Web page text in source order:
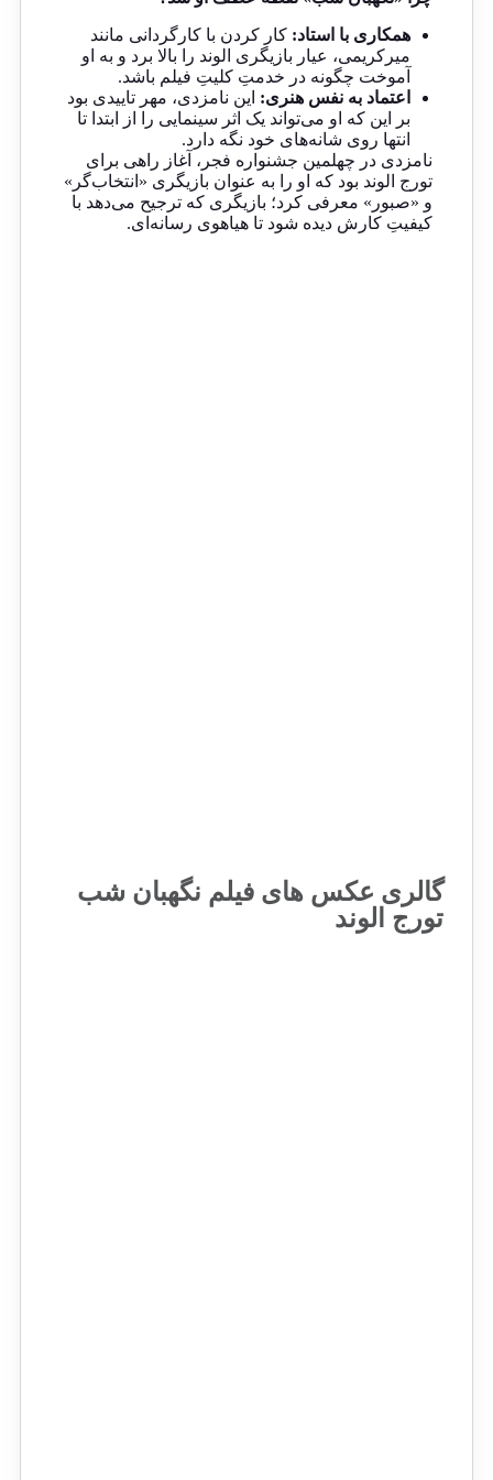
همکاری با استاد: کار کردن با کارگردانی مانند
میرکریمی، عیار بازیگری الوند را بالا برد و به او
آموخت چگونه در خدمتِ کلیتِ فیلم باشد.
اعتماد به نفس هنری: این نامزدی، مهر تاییدی بود
بر این که او می‌تواند یک اثر سینمایی را از ابتدا تا
انتها روی شانه‌های خود نگه دارد.
نامزدی در چهلمین جشنواره فجر، آغاز راهی برای
تورج الوند بود که او را به عنوان بازیگری «انتخاب‌گر»
و «صبور» معرفی کرد؛ بازیگری که ترجیح می‌دهد با
کیفیتِ کارش دیده شود تا هیاهوی رسانه‌ای.
گالری عکس های فیلم نگهبان شب
تورج الوند